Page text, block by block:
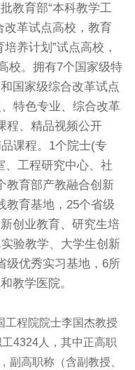
教育部“本科教学工
改革试点高校，教育
养计划”试点高校，
校。拥有7个国家级特
国家级综合改革试点
特色专业、综合改革
程、精品视频公开
课程。 1个院士(专
、工程研究中心、社
教育部产教融合创新
教育基地， 25个省级
创业教育、研究生培
验教学、大学生创新
级优秀实习基地， 6所
教学医院。
工程院院士李国杰教授
4324人，其中正高职
副高职称（含副教授、